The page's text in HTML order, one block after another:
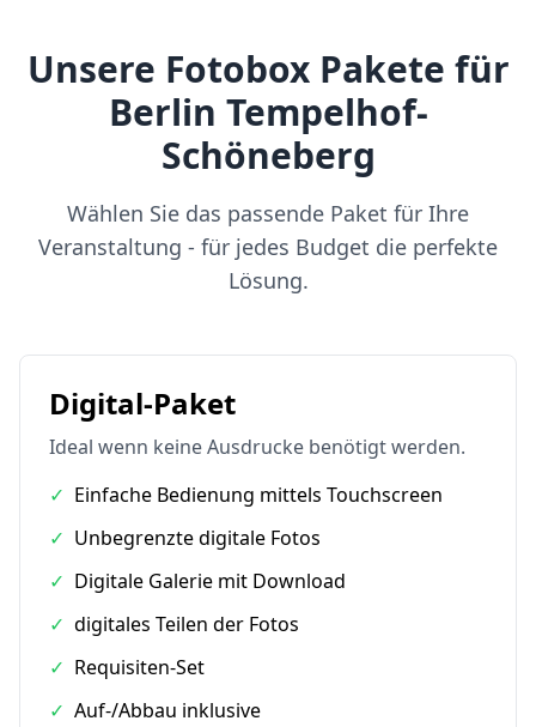
Unsere Fotobox Pakete für
Berlin Tempelhof-
Schöneberg
Wählen Sie das passende Paket für Ihre
Veranstaltung - für jedes Budget die perfekte
Lösung.
Digital-Paket
Ideal wenn keine Ausdrucke benötigt werden.
✓ Einfache Bedienung mittels Touchscreen
✓ Unbegrenzte digitale Fotos
✓ Digitale Galerie mit Download
✓ digitales Teilen der Fotos
✓ Requisiten-Set
✓ Auf-/Abbau inklusive